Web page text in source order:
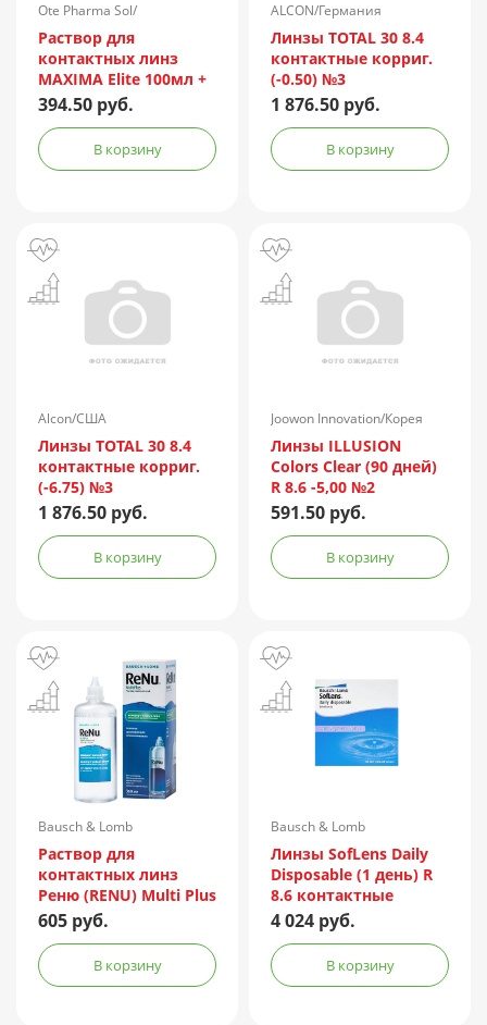
Ote Pharma Sol/
Нидерланды
Раствор для
контактных линз
MAXIMA Elite 100мл +
контейнер
394.50 руб.
В корзину
ALCON/Германия
Линзы TOTAL 30 8.4
контактные корриг.
(-0.50) №3
1 876.50 руб.
В корзину
Alcon/США
Линзы TOTAL 30 8.4
контактные корриг.
(-6.75) №3
1 876.50 руб.
В корзину
Joowon Innovation/Корея
Линзы ILLUSION
Colors Clear (90 дней)
R 8.6 -5,00 №2
591.50 руб.
В корзину
Bausch & Lomb
Incorporated/Италия
Раствор для
контактных линз
Реню (RENU) Multi Plus
360мл + контейнер
605 руб.
В корзину
Bausch & Lomb
Линзы SofLens Daily
Disposable (1 день) R
8.6 контактные
мягкие корриг. -1,50
4 024 руб.
В корзину